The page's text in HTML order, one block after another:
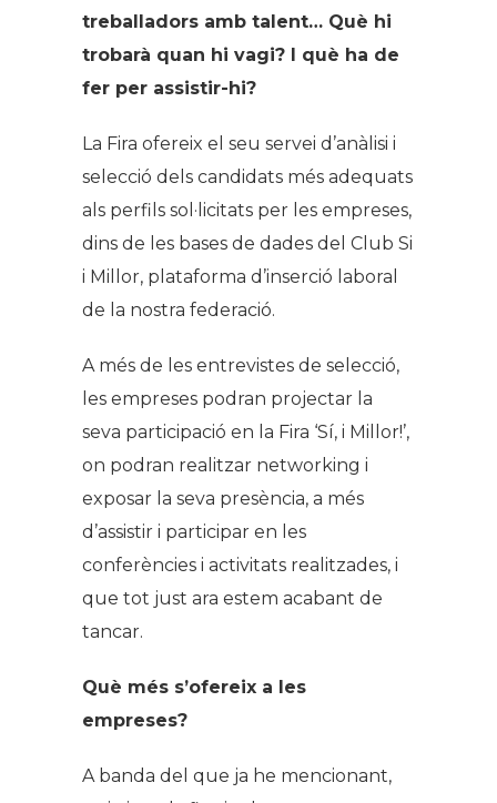
treballadors amb talent… Què hi
trobarà quan hi vagi? I què ha de
fer per assistir-hi?
La Fira ofereix el seu servei d’anàlisi i
selecció dels candidats més adequats
als perfils sol·licitats per les empreses,
dins de les bases de dades del Club Si
i Millor, plataforma d’inserció laboral
de la nostra federació.
A més de les entrevistes de selecció,
les empreses podran projectar la
seva participació en la Fira ‘Sí, i Millor!’,
on podran realitzar networking i
exposar la seva presència, a més
d’assistir i participar en les
conferències i activitats realitzades, i
que tot just ara estem acabant de
tancar.
Què més s’ofereix a les
empreses?
A banda del que ja he mencionant,